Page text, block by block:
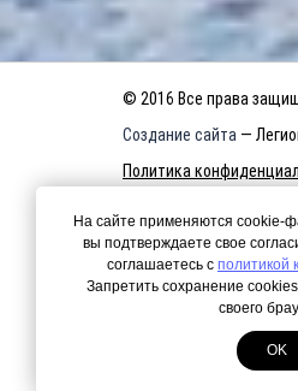
© 2016 Все права
Создание сайта —
Политика
КАРТА САЙТА
На сайте применяются cookie-
вы подтверждаете свое
соглашаетесь с политикой
Запретить сохранение
своего
OK